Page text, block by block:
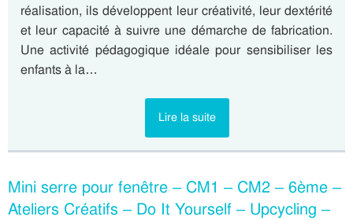
réalisation, ils développent leur créativité, leur dextérité
et leur capacité à suivre une démarche de fabrication.
Une activité pédagogique idéale pour sensibiliser les
enfants à la…
Lire la suite
Mini serre pour fenêtre – CM1 – CM2 – 6ème –
Ateliers Créatifs – Do It Yourself – Upcycling –